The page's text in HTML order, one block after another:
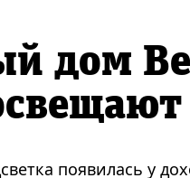
дом
появилась у